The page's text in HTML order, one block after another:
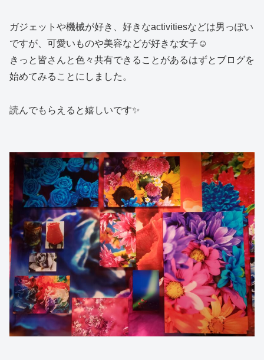
ガジェットや機械が好き、好きなactivitiesなどは男っぽい
ですが、可愛いものや美容などが好きな女子☺️
きっと皆さんと色々共有できることがあるはずとブログを
始めてみることにしました。
読んでもらえると嬉しいです✨